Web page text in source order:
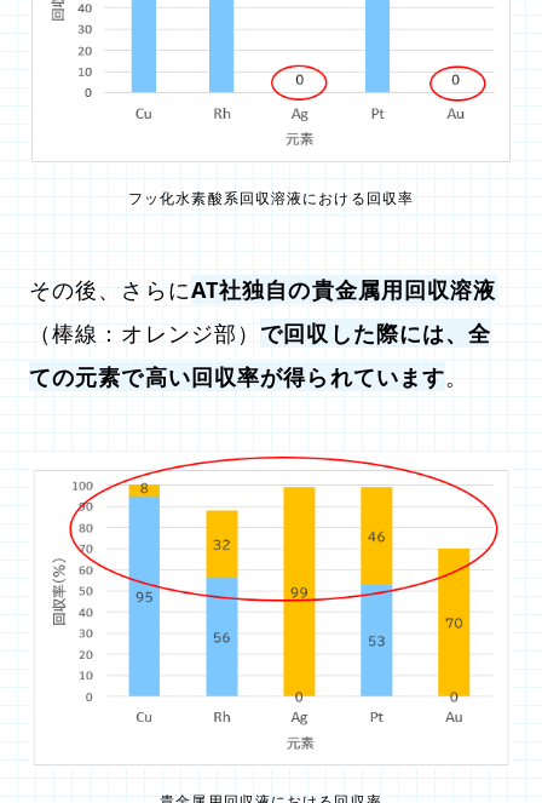
フッ化水素酸系回収溶液における回収率
その後、さらにAT社独自の貴金属用回収溶液
（棒線：オレンジ部） で回収した際には、全
ての元素で高い回収率が得られています。